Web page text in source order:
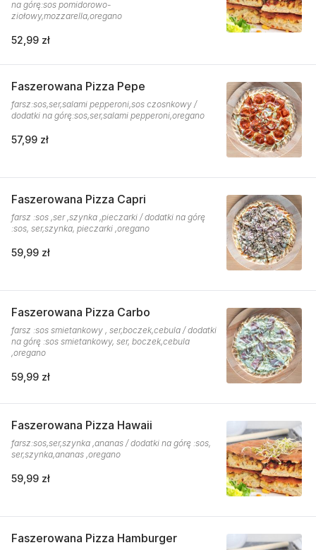
na górę:sos pomidorowo-
ziołowy,mozzarella,oregano
52,99 zł
Faszerowana Pizza Pepe
farsz:sos,ser,salami pepperoni,sos czosnkowy /
dodatki na górę:sos,ser,salami pepperoni,oregano
57,99 zł
Faszerowana Pizza Capri
farsz :sos ,ser ,szynka ,pieczarki / dodatki na górę
:sos, ser,szynka, pieczarki ,oregano
59,99 zł
Faszerowana Pizza Carbo
farsz :sos smietankowy , ser,boczek,cebula / dodatki
na górę :sos smietankowy, ser, boczek,cebula
,oregano
59,99 zł
Faszerowana Pizza Hawaii
farsz:sos,ser,szynka ,ananas / dodatki na górę :sos,
ser,szynka,ananas ,oregano
59,99 zł
Faszerowana Pizza Hamburger